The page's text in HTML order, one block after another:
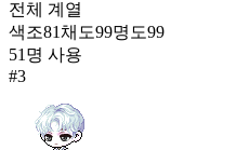
야구장 데이트(여)
149
전체 계열
색조81 채도99명도99
51 명 사용
#3